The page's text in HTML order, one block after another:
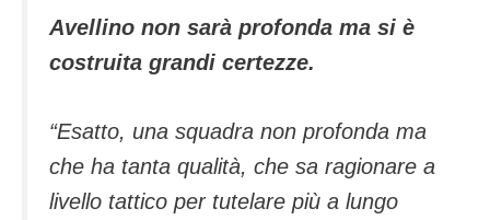
Avellino non sarà profonda ma si è
costruita grandi certezze.
“Esatto, una squadra non profonda ma
che ha tanta qualità, che sa ragionare a
livello tattico per tutelare più a lungo